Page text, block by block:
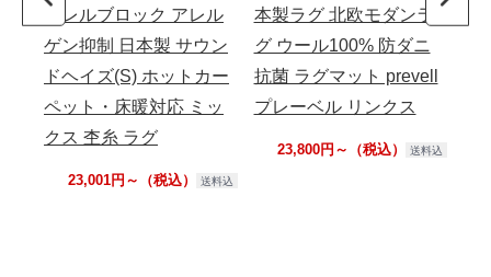
アレルブロック アレル
ゲン抑制 日本製 サウン
ドヘイズ(S) ホットカー
ペット・床暖対応 ミッ
クス 杢糸 ラグ
23,001円～（税込） 送料込
本製ラグ 北欧モダンラ
グ ウール100% 防ダニ
抗菌 ラグマット prevell
プレーベル リンクス
23,800円～（税込） 送料込